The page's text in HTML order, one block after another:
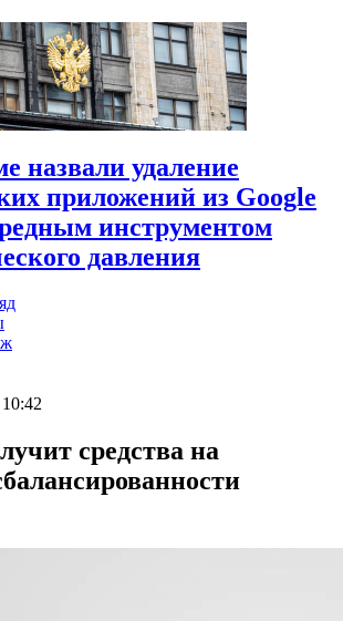
назвали удаление
приложений из Google
инструментом
давления
средства на